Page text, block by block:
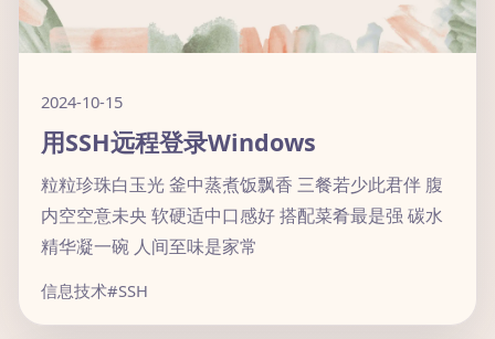
2024-10-15
用SSH远程登录Windows
粒粒珍珠白玉光 釜中蒸煮饭飘香 三餐若少此君伴 腹
内空空意未央 软硬适中口感好 搭配菜肴最是强 碳水
精华凝一碗 人间至味是家常
信息技术#SSH